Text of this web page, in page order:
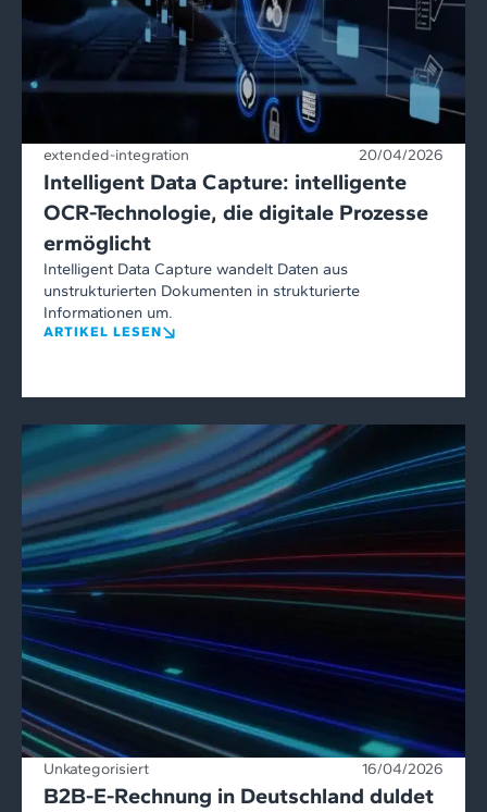
extended-integration 20/04/2026
Intelligent Data Capture: intelligente
OCR-Technologie, die digitale Prozesse
ermöglicht
Intelligent Data Capture wandelt Daten aus
unstrukturierten Dokumenten in strukturierte
Informationen um.
ARTIKEL LESEN
Unkategorisiert 16/04/2026
B2B-E-Rechnung in Deutschland duldet